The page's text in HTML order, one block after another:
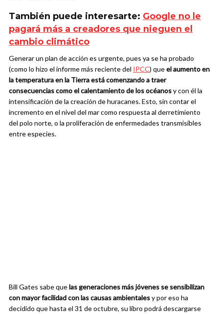
También puede interesarte: Google no le
pagará más a creadores que nieguen el
cambio climático
Generar un plan de acción es urgente, pues ya se ha probado
(como lo hizo el informe más reciente del IPCC) queel aumento en
la temperatura en la Tierra está comenzando a traer
consecuencias como el calentamiento de los océanosy con él la
intensificación de la creación de huracanes. Esto, sin contar el
incremento en el nivel del mar como respuesta al derretimiento
del polo norte, o la proliferación de enfermedades transmisibles
entre especies.
Bill Gates sabe quelas generaciones más jóvenes se sensibilizan
con mayor facilidad con las causas ambientalesy por eso ha
decidido que hasta el 31 de octubre, su libro podrá descargarse